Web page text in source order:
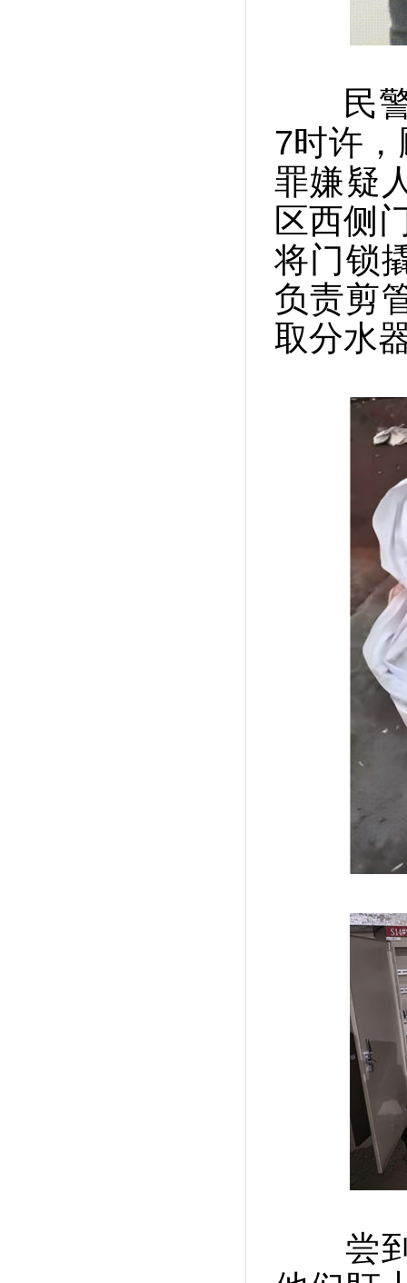
民警
7时许
罪嫌疑
区西侧
将门锁
负责剪
取分水
尝到